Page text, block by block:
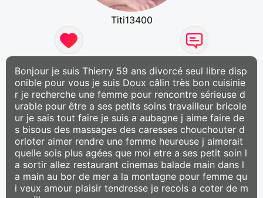
Titi13400
Bonjour je suis Thierry 59 ans divorcé seul libre disp
onible pour vous je suis Doux câlin très bon cuisinie
r je recherche une femme pour rencontre sérieuse d
urable pour être a ses petits soins travailleur bricole
ur je sais tout faire je suis a aubagne j aime faire de
s bisous des massages des caresses chouchouter d
orloter aimer rendre une femme heureuse j aimerait
quelle sois plus agées que moi etre a ses petit soin l
a sortir allez restaurant cinemas balade main dans l
a main au bor de mer a la montagne pour femme qu
i veux amour plaisir tendresse je recois a coter de m